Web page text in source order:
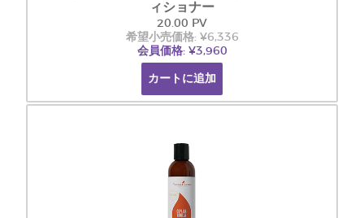
ィショナー
20.00 PV
希望小売価格: ¥6,336
会員価格: ¥3,960
カートに追加